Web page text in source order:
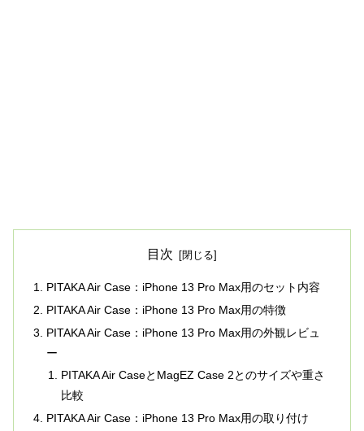
目次
PITAKA Air Case：iPhone 13 Pro Max用のセット内容
PITAKA Air Case：iPhone 13 Pro Max用の特徴
PITAKA Air Case：iPhone 13 Pro Max用の外観レビュ
ー
PITAKA Air CaseとMagEZ Case 2とのサイズや重さ
比較
PITAKA Air Case：iPhone 13 Pro Max用の取り付け